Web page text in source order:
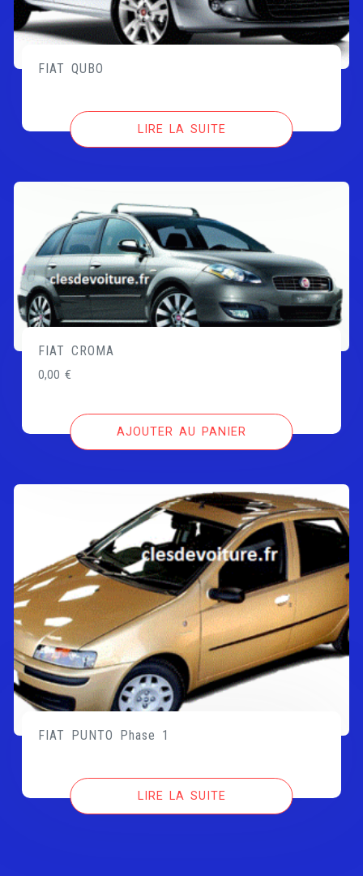
FIAT QUBO
LIRE LA SUITE
FIAT CROMA
0,00€
AJOUTER AU PANIER
FIAT PUNTO Phase 1
LIRE LA SUITE